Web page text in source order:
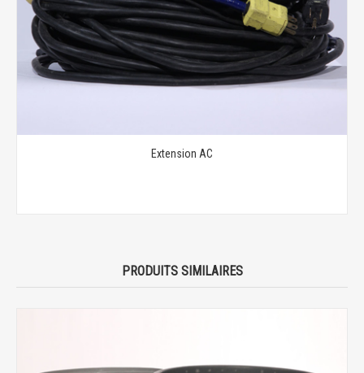
Extension AC
PRODUITS SIMILAIRES